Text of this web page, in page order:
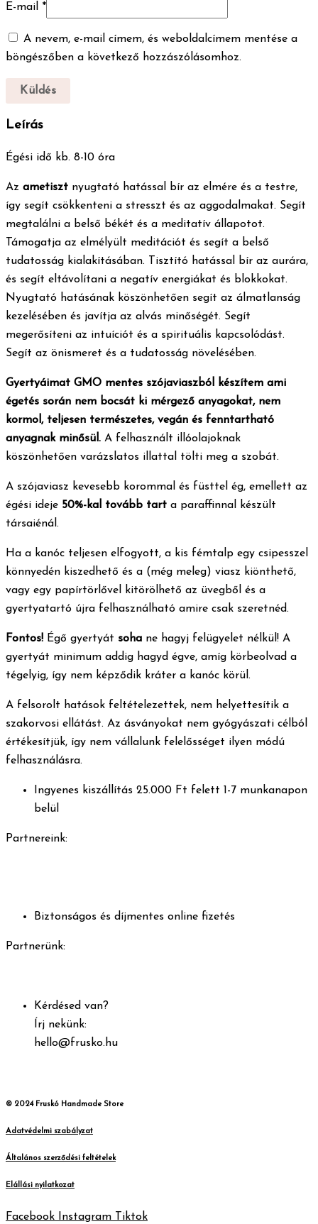
E-mail *
A nevem, e-mail címem, és weboldalcímem mentése a
böngészőben a következő hozzászólásomhoz.
Leírás
Égési idő kb. 8-10 óra
Az ametiszt nyugtató hatással bír az elmére és a testre,
így segít csökkenteni a stresszt és az aggodalmakat. Segít
megtalálni a belső békét és a meditatív állapotot.
Támogatja az elmélyült meditációt és segít a belső
tudatosság kialakításában. Tisztító hatással bír az aurára,
és segít eltávolítani a negatív energiákat és blokkokat.
Nyugtató hatásának köszönhetően segít az álmatlanság
kezelésében és javítja az alvás minőségét. Segít
megerősíteni az intuíciót és a spirituális kapcsolódást.
Segít az önismeret és a tudatosság növelésében.
Gyertyáimat GMO mentes szójaviaszból készítem ami
égetés során nem bocsát ki mérgező anyagokat, nem
kormol, teljesen természetes, vegán és fenntartható
anyagnak minősül. A felhasznált illóolajoknak
köszönhetően varázslatos illattal tölti meg a szobát.
A szójaviasz kevesebb korommal és füsttel ég, emellett az
égési ideje 50%-kal tovább tart a paraffinnal készült
társaiénál.
Ha a kanóc teljesen elfogyott, a kis fémtalp egy csipesszel
könnyedén kiszedhető és a (még meleg) viasz kiönthető,
vagy egy papírtörlővel kitörölhető az üvegből és a
gyertyatartó újra felhasználható amire csak szeretnéd.
Fontos! Égő gyertyát soha ne hagyj felügyelet nélkül! A
gyertyát minimum addig hagyd égve, amíg körbeolvad a
tégelyig, így nem képződik kráter a kanóc körül.
A felsorolt hatások feltételezettek, nem helyettesítik a
szakorvosi ellátást. Az ásványokat nem gyógyászati célból
értékesítjük, így nem vállalunk felelősséget ilyen módú
felhasználásra.
Ingyenes kiszállítás 25.000 Ft felett 1-7 munkanapon
belül
Partnereink:
Biztonságos és díjmentes online fizetés
Partnerünk:
Kérdésed van?
Írj nekünk:
hello@frusko.hu
© 2024 Fruskó Handmade Store
Adatvédelmi szabályzat
Általános szerződési feltételek
Elállási nyilatkozat
Facebook Instagram Tiktok